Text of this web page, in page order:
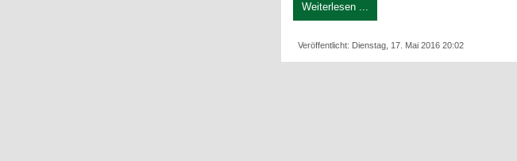
Weiterlesen ...
Veröffentlicht: Dienstag, 17. Mai 2016 20:02